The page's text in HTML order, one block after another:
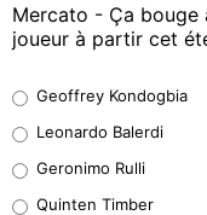
Mercato - Ça bouge
joueur à partir cet
38%
32%
Geoffrey Kondogbia
Leonardo Balerdi
Geronimo Rulli
Quinten Timber